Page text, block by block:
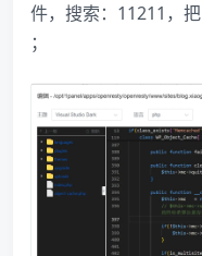
件，搜索：11211，把
；